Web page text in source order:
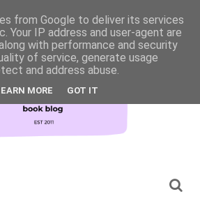
from Google to deliver its services
Your IP address and user-agent are
with performance and security
of service, generate usage
and address abuse.
MORE GOT IT